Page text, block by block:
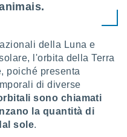
della Luna e
l'orbita della Terra
poiché presenta
di diverse
sono chiamati
la quantità di
sole.